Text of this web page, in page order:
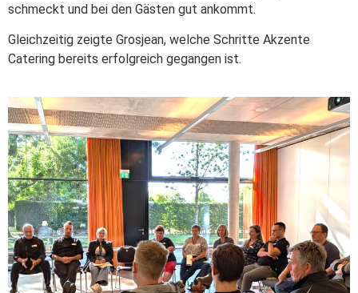
schmeckt und bei den Gästen gut ankommt.
Gleichzeitig zeigte Grosjean, welche Schritte Akzente
Catering bereits erfolgreich gegangen ist.